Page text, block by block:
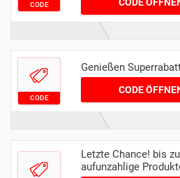
CODE
CODE
Genießen
CODE
Letzte Chance! bis
aufunzahlige